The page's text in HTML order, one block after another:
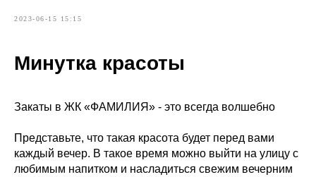
2023-06-15 15:15
Минутка красоты
Закаты в ЖК «ФАМИЛИЯ» - это всегда волшебно
Представьте, что такая красота будет перед вами
каждый вечер. В такое время можно выйти на улицу с
любимым напитком и насладиться свежим вечерним